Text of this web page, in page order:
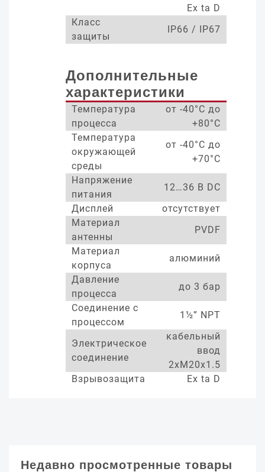
Ex ta D
Класс
защиты
IP66 / IP67
Дополнительные
характеристики
Температура
процесса
от -40°С до
+80°С
Температура
окружающей
среды
от -40°С до
+70°С
Напряжение
питания
12…36 В DC
Дисплей
отсутствует
Материал
антенны
PVDF
Материал
корпуса
алюминий
Давление
процесса
до 3 бар
Соединение с
процессом
1½” NPT
Электрическое
соединение
кабельный
ввод
2xM20x1.5
Взрывозащита
Ex ta D
Недавно просмотренные товары